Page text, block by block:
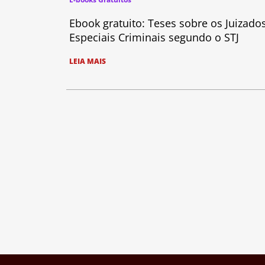
Ebook gratuito: Teses sobre os
Especiais Criminais segundo o STJ
LEIA MAIS